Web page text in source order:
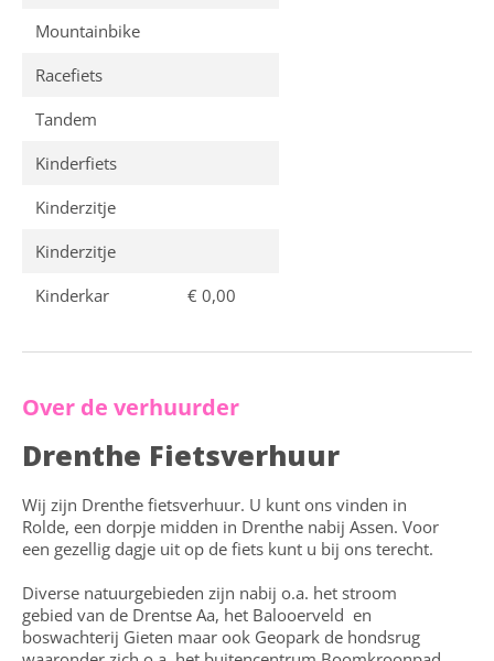
Mountainbike
Racefiets
Tandem
Kinderfiets
Kinderzitje
Kinderzitje
Kinderkar
€ 0,00
Over de verhuurder
Drenthe Fietsverhuur
Wij zijn Drenthe fietsverhuur. U kunt ons vinden in
Rolde, een dorpje midden in Drenthe nabij Assen. Voor
een gezellig dagje uit op de fiets kunt u bij ons terecht.
Diverse natuurgebieden zijn nabij o.a. het stroom
gebied van de Drentse Aa, het Balooerveld en
boswachterij Gieten maar ook Geopark de hondsrug